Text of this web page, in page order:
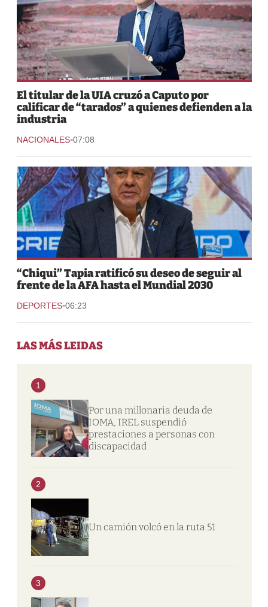
El titular de la UIA cruzó a Caputo por
calificar de “tarados” a quienes defienden a la
industria
NACIONALES-07:08
“Chiqui” Tapia ratificó su deseo de seguir al
frente de la AFA hasta el Mundial 2030
DEPORTES-06:23
LAS MÁS LEIDAS
1
Por una millonaria deuda de
IOMA, IREL suspendió
prestaciones a personas con
discapacidad
2
Un camión volcó en la ruta 51
3